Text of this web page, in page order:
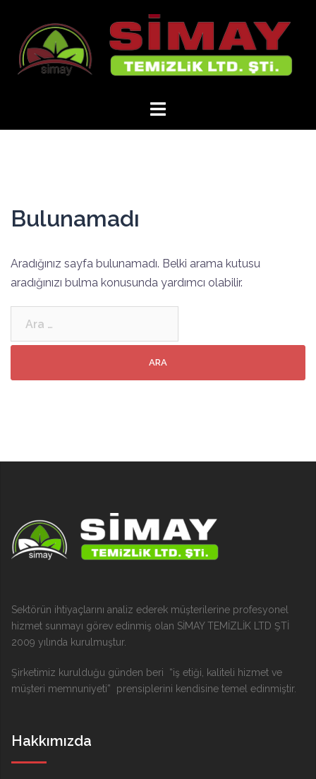
Bulunamadı
Aradığınız sayfa bulunamadı. Belki arama kutusu
aradığınızı bulma konusunda yardımcı olabilir.
Sektörün ihtiyaçlarını analiz ederek müşterilerine profesyonel
hizmet sunmayı görev edinmiş olan SİMAY TEMİZLİK LTD ŞTİ
2009 yılında kurulmuştur.
Şirketimiz kurulduğu günden beri “iş etiği, kaliteli hizmet ve
müşteri memnuniyeti” prensiplerini kendisine temel edinmiştir.
Hakkımızda